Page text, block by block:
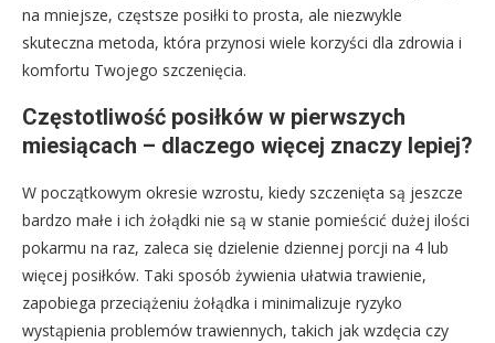
na mniejsze, częstsze posiłki to prosta, ale niezwykle
skuteczna metoda, która przynosi wiele korzyści dla zdrowia i
komfortu Twojego szczenięcia.
Częstotliwość posiłków w pierwszych
miesiącach – dlaczego więcej znaczy lepiej?
W początkowym okresie wzrostu, kiedy szczenięta są jeszcze
bardzo małe i ich żołądki nie są w stanie pomieścić dużej ilości
pokarmu na raz, zaleca się dzielenie dziennej porcji na 4 lub
więcej posiłków. Taki sposób żywienia ułatwia trawienie,
zapobiega przeciążeniu żołądka i minimalizuje ryzyko
wystąpienia problemów trawiennych, takich jak wzdęcia czy